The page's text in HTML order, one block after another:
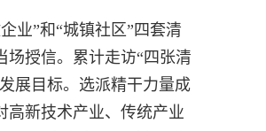
业”和“城镇社区”四套清
授信。累计走访“四张清
展目标。选派精干力量成
高新技术产业、传统产业